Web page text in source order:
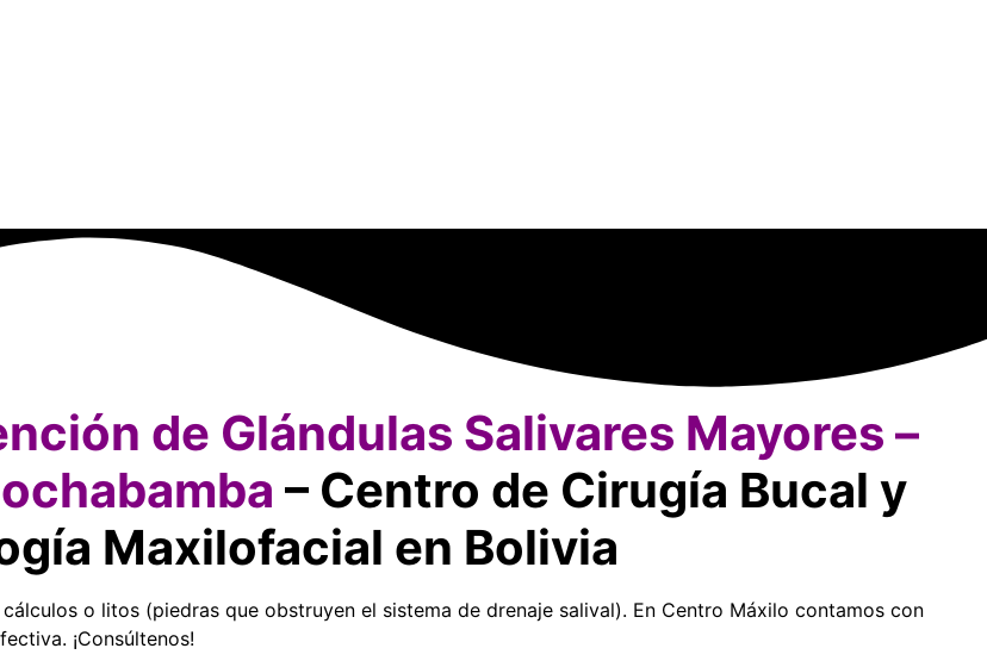
de Glándulas Salivares Mayores –
– Centro de Cirugía Bucal y
Maxilofacial en Bolivia
o litos (piedras que obstruyen el sistema de drenaje salival). En Centro Máxilo contamos con
¡Consúltenos!